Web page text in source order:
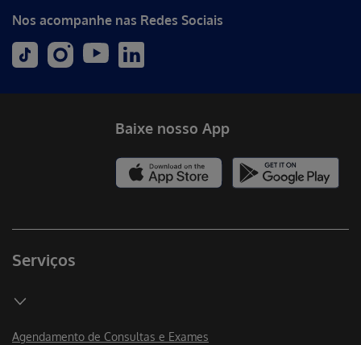
Nos acompanhe nas Redes Sociais
Serviços
Agendamento de Consultas e Exames
Baixe nosso App